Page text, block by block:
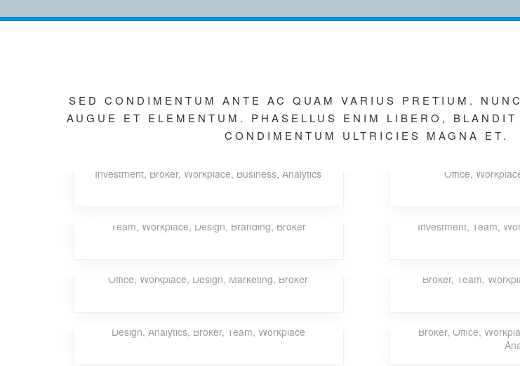
SED CONDIMENTUM ANTE AC QUAM VARIUS PRETIUM.
AUGUE ET ELEMENTUM. PHASELLUS ENIM LIBERO,
CONDIMENTUM ULTRICIES MAGNA ET.
Investment, Broker, Workplace, Business,Analytics Office,
Team, Workplace, Design, Branding, Broker Investment, Team,
Office, Workplace, Design, Marketing, Broker Broker, Team,
Design, Analytics, Broker, Team, Workplace Broker,Office,